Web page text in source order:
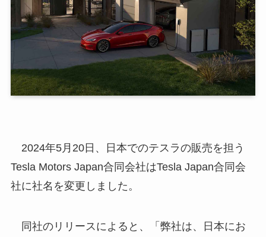
2024年5月20日、日本でのテスラの販売を担う
Tesla Motors Japan合同会社はTesla Japan合同会
社に社名を変更しました。
同社のリリースによると、「弊社は、日本にお